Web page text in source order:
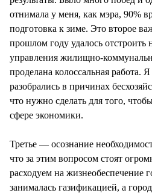
отнимала у меня, как мэра, 90%
подготовка к зиме. Это второе
прошлом году удалось отстроить
управления жилищно-
проделана колоссальная работа.
разобрались в причинах
что нужно сделать для того,
сфере экономики.
Третье — осознание
что за этим вопросом стоят
расходуем на жизнеобеспечение
занималась газификацией, а